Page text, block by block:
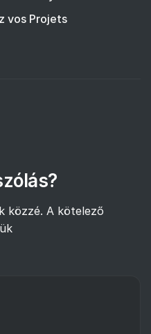
vos Projets
közzé. A kötelező